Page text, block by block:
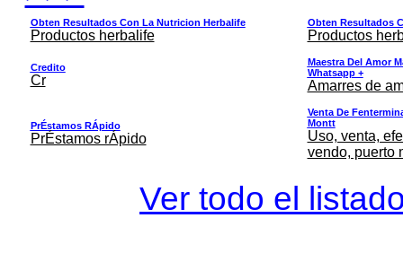
Obten Resultados Con La Nutricion Herbalife
Productos herbalife
Obten Resultados
Productos
Credito
Cr
Maestra Del Amor
Whatsapp +
Amarres de
PrÉstamos RÁpido
PrÉstamos rÁpido
Venta De
Montt
Uso, venta,
vendo, puerto
Ver todo el